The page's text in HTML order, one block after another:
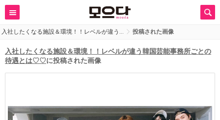
入社したくなる施設＆環境！！レベルが違う… 投稿された画像
入社したくなる施設＆環境！！レベルが違う韓国芸能事務所ごとの
待遇とは♡♡に投稿された画像